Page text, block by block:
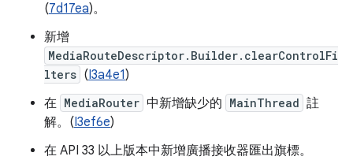
(7d17ea)。
新增
MediaRouteDescriptor.Builder.clearControlFi
lters (I3a4e1)
在 MediaRouter 中新增缺少的 MainThread 註
解。(I3ef6e)
在 API 33 以上版本中新增廣播接收器匯出旗標。